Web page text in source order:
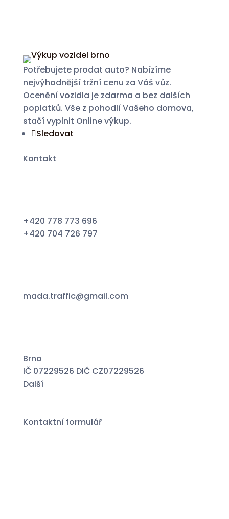
Potřebujete prodat auto? Nabízíme
nejvýhodnější tržní cenu za Váš vůz.
Ocenění vozidla je zdarma a bez dalších
poplatků. Vše z pohodlí Vašeho domova,
stačí vyplnit Online výkup.
Sledovat
Kontakt
+420 778 773 696
+420 704 726 797
mada.traffic@gmail.com
Brno
IČ 07229526 DIČ CZ07229526
Další
Kontaktní formulář